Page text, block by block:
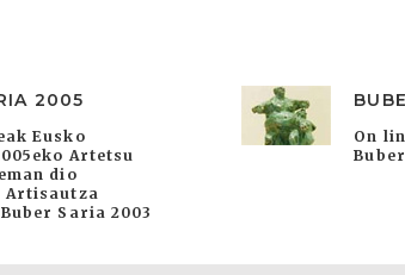
2005
Eusko
Artetsu
dio
Artisautza
Saria 2003
On